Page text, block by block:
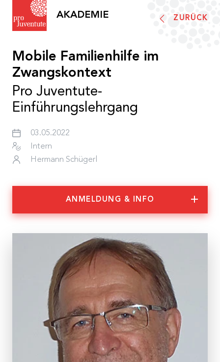
Akademieprogramm
Pro Juventute Akademie
Was wir tun
Team
Informationen
Teilnahmebedingungen
Anerkennung
Nachhaltigkeit
Partner:innen
Aktuelles und Presse
AKADEMIE ZURÜCK
Mobile Familienhilfe im
Zwangskontext
Pro Juventute-
Einführungslehrgang
03.05.2022
Intern
Hermann Schügerl
ANMELDUNG & INFO
Anmeldung & Informationen
Veranstaltungs-ID
Mobile 13/22